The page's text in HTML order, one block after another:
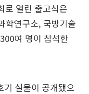
로 열린 출고식은
학연구소, 국방기술
여 명이 참석한
기 실물이 공개됐으